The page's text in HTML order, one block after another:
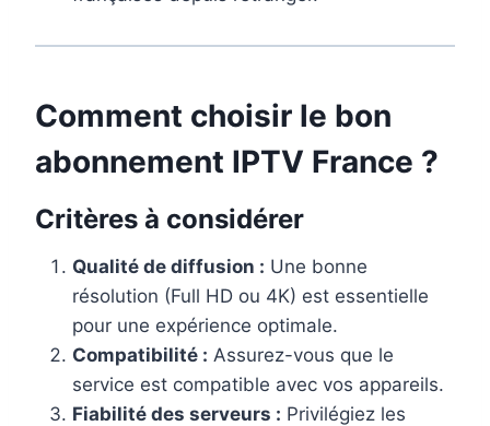
Comment choisir le bon
abonnement IPTV France ?
Critères à considérer
Qualité de diffusion : Une bonne
résolution (Full HD ou 4K) est essentielle
pour une expérience optimale.
Compatibilité : Assurez-vous que le
service est compatible avec vos appareils.
Fiabilité des serveurs : Privilégiez les